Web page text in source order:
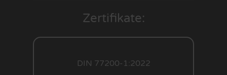
Zertifikate:
DIN 77200-1:2022